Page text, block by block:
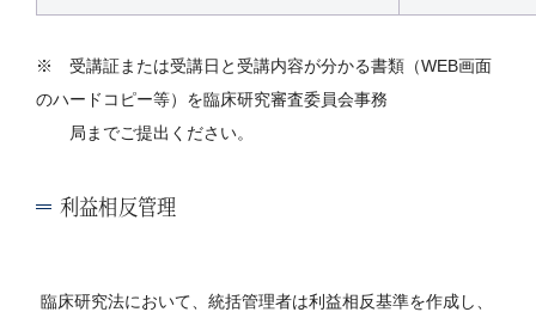
※ 受講証または受講日と受講内容が分かる書類（WEB画面
のハードコピー等）を臨床研究審査委員会事務
局までご提出ください。
利益相反管理
臨床研究法において、統括管理者は利益相反基準を作成し、